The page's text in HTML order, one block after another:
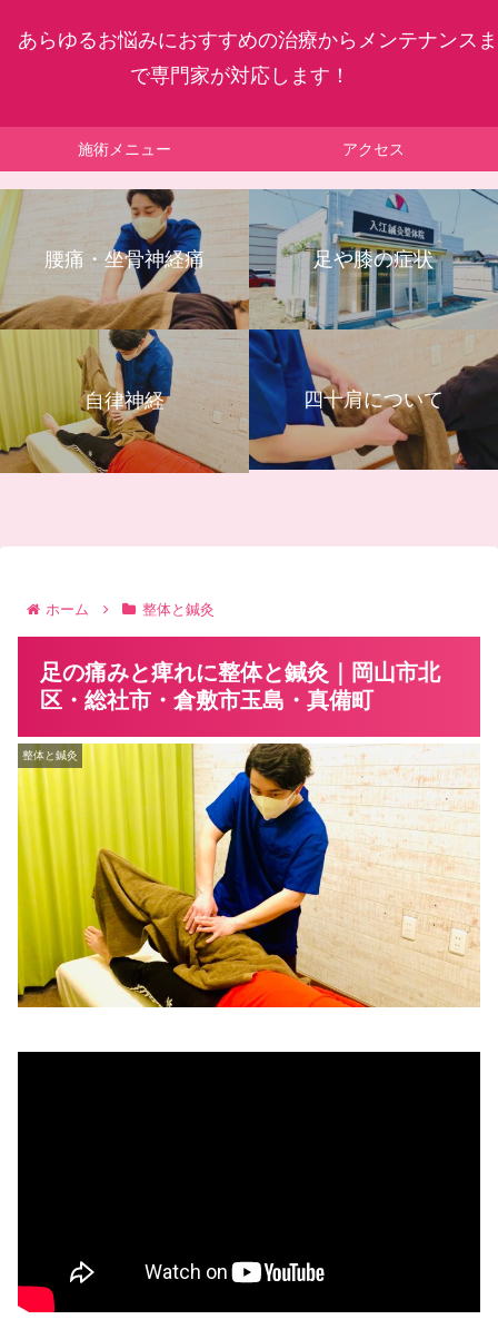
あらゆるお悩みにおすすめの治療からメンテナンスま
で専門家が対応します！
施術メニュー アクセス
腰痛・坐骨神経痛 足や膝の症状
自律神経 四十肩について
ホーム 整体と鍼灸
足の痛みと痺れに整体と鍼灸｜岡山市北
区・総社市・倉敷市玉島・真備町
整体と鍼灸